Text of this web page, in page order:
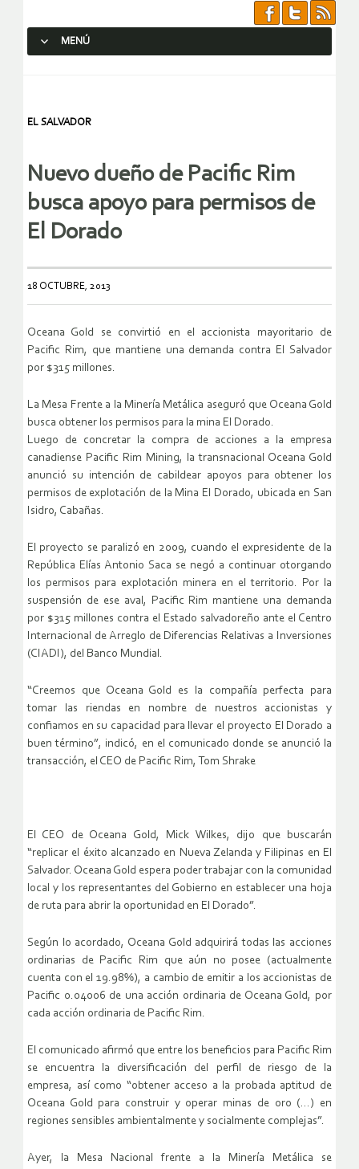
MENÚ
EL SALVADOR
Nuevo dueño de Pacific Rim
busca apoyo para permisos de
El Dorado
18 OCTUBRE, 2013
Oceana Gold se convirtió en el accionista mayoritario de
Pacific Rim, que mantiene una demanda contra El Salvador
por $315 millones.
La Mesa Frente a la Minería Metálica aseguró que Oceana Gold
busca obtener los permisos para la mina El Dorado.
Luego de concretar la compra de acciones a la empresa
canadiense Pacific Rim Mining, la transnacional Oceana Gold
anunció su intención de cabildear apoyos para obtener los
permisos de explotación de la Mina El Dorado, ubicada en San
Isidro, Cabañas.
El proyecto se paralizó en 2009, cuando el expresidente de la
República Elías Antonio Saca se negó a continuar otorgando
los permisos para explotación minera en el territorio. Por la
suspensión de ese aval, Pacific Rim mantiene una demanda
por $315 millones contra el Estado salvadoreño ante el Centro
Internacional de Arreglo de Diferencias Relativas a Inversiones
(CIADI), del Banco Mundial.
“Creemos que Oceana Gold es la compañía perfecta para
tomar las riendas en nombre de nuestros accionistas y
confiamos en su capacidad para llevar el proyecto El Dorado a
buen término”, indicó, en el comunicado donde se anunció la
transacción, el CEO de Pacific Rim, Tom Shrake
El CEO de Oceana Gold, Mick Wilkes, dijo que buscarán
“replicar el éxito alcanzado en Nueva Zelanda y Filipinas en El
Salvador. Oceana Gold espera poder trabajar con la comunidad
local y los representantes del Gobierno en establecer una hoja
de ruta para abrir la oportunidad en El Dorado”.
Según lo acordado, Oceana Gold adquirirá todas las acciones
ordinarias de Pacific Rim que aún no posee (actualmente
cuenta con el 19.98%), a cambio de emitir a los accionistas de
Pacific 0.04006 de una acción ordinaria de Oceana Gold, por
cada acción ordinaria de Pacific Rim.
El comunicado afirmó que entre los beneficios para Pacific Rim
se encuentra la diversificación del perfil de riesgo de la
empresa, así como “obtener acceso a la probada aptitud de
Oceana Gold para construir y operar minas de oro (…) en
regiones sensibles ambientalmente y socialmente complejas”.
Ayer, la Mesa Nacional frente a la Minería Metálica se